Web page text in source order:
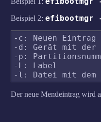
Beispiel 2:
-c: Neuen
-d: Gerät mit der
-p:
-L: Label
Der neue Menüeintrag wird